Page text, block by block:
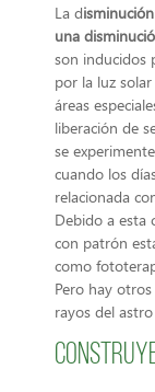
La d
una
son inducidos
por la luz
áreas
liberación de
se
cuando los
relacionada
Debido a esta
con patrón
como
Pero hay
rayos del